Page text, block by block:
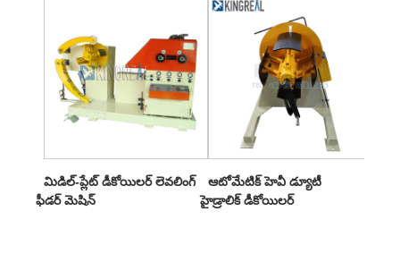
మిడిల్-ప్లేట్ డీకోయిలర్ లెవలింగ్
ఫీడర్ మెషిన్
ఆటోమేటిక్ హెవీ డ్యూటీ
హైడ్రాలిక్ డీకోయిలర్